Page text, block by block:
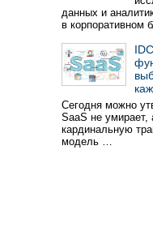
данных и
в корпоративном
Сегодня можно
SaaS не умирает,
кардинальную
модель …